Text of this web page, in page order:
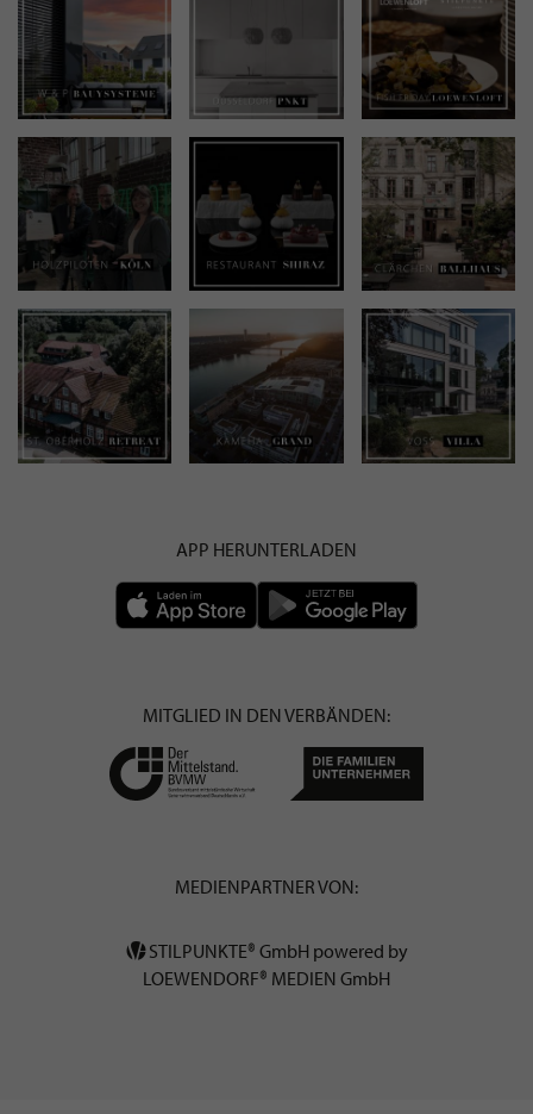
APP HERUNTERLADEN
MITGLIED IN DEN VERBÄNDEN:
MEDIENPARTNER VON:
STILPUNKTE® GmbH powered by
LOEWENDORF® MEDIEN GmbH